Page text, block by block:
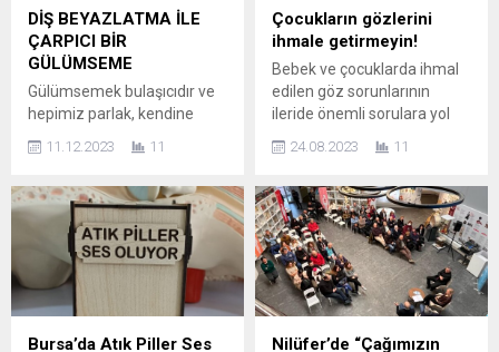
Hipertansiyon yani yüksek
tansiyon, yaşamsal risklerin
başında gelmektedir.
bir yaklaşımla acaba evli
çiftler birbirlerine tansiyon
mu bulaştırıyor? Amerikan
Kalp Birliğinin dergisinde
yayınlanan bu çalışmaya
göre Amerika, İngiltere, Çin
ve Hindistan’daki yaşlı
yarısında...
DİŞ BEYAZLATMA İLE
ÇARPICI BİR
GÜLÜMSEME
Gülümsemek bulaşıcıdır ve
hepimiz parlak, kendine
sahip olmanın ne kadar
Ancak dişlerinizdeki lekeler
veya sararma sebebi ile
gülümsemenizi
saklıyorsanız, profesyonel
diş beyazlatma aradığınız
çözüm olabilir! Diş
beyazlatma, dişlerinizin
11.12.2023 11
Çocukların gözlerini
ihmale getirmeyin!
Bebek ve çocuklarda ihmal
edilen göz sorunlarının
ileride önemli sorulara yol
Tuncay Sezgin, herhangi bir
rutin muayenelerin önemine
dikkat çekti. Ünlülerin göz
doktoru olarak tanınan Op.
Dr. Tuncay Sezgin, bebek ve
çocuklarda göz sağlığının
önemi ile erken teşhis
edilecek hastalıkların ileride
24.08.2023 11
Bursa’da Atık Piller Ses
Nilüfer’de “Çağımızın